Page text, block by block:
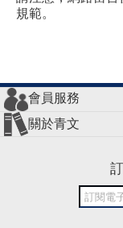
規範。
會員服務
會員辦法
客服信箱
隱私條款
網站導覽
關於青文